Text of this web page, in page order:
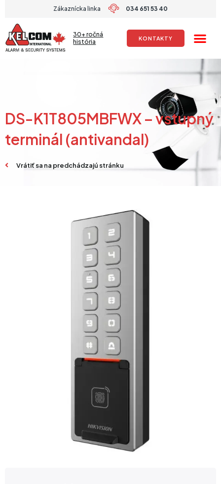
obsah
Zákaznícka linka 034 651 53 40
30+ ročná
história
KONTAKTY
DS-K1T805MBFWX – vstupný
terminál (antivandal)
Vrátiť sa na predchádzajú stránku